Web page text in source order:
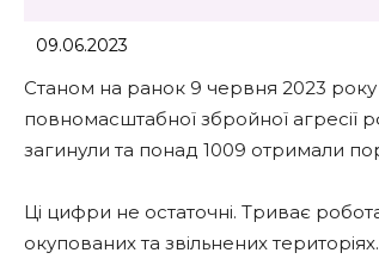
09.06.2023
Станом на ранок 9 червня 2023 року
повномасштабної збройної агресії
загинули та понад 1009 отримали
Ці цифри не остаточні. Триває
окупованих та звільнених територіях.